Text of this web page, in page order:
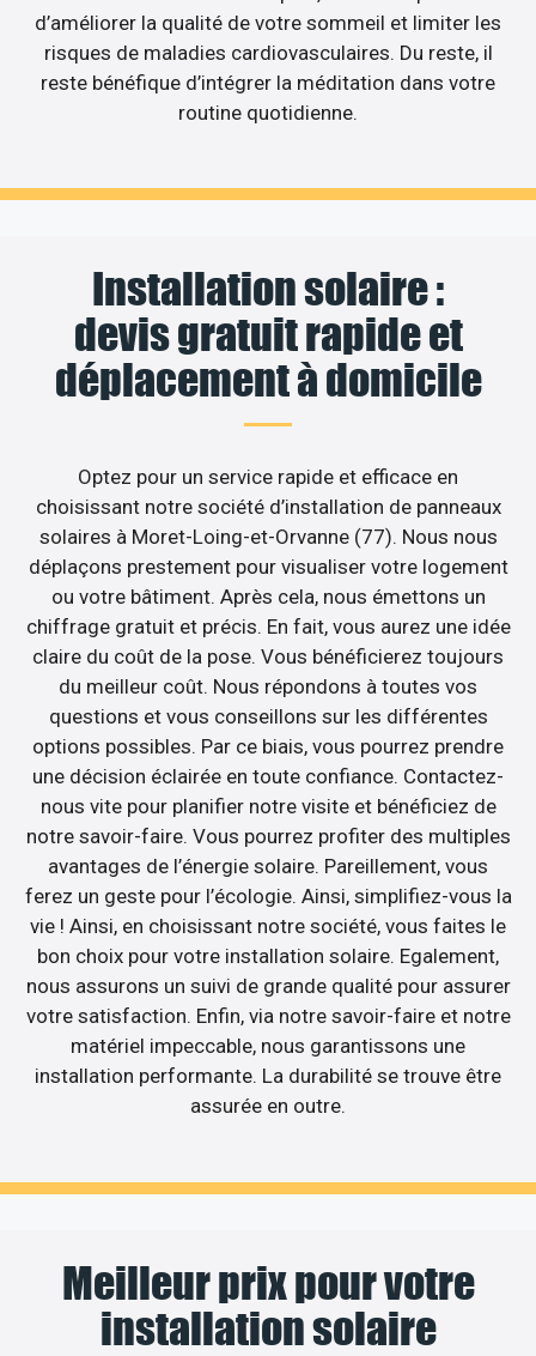
d’améliorer la qualité de votre sommeil et limiter les
risques de maladies cardiovasculaires. Du reste, il
reste bénéfique d’intégrer la méditation dans votre
routine quotidienne.
Installation solaire :
devis gratuit rapide et
déplacement à domicile
Optez pour un service rapide et efficace en
choisissant notre société d’installation de panneaux
solaires à Moret-Loing-et-Orvanne (77). Nous nous
déplaçons prestement pour visualiser votre logement
ou votre bâtiment. Après cela, nous émettons un
chiffrage gratuit et précis. En fait, vous aurez une idée
claire du coût de la pose. Vous bénéficierez toujours
du meilleur coût. Nous répondons à toutes vos
questions et vous conseillons sur les différentes
options possibles. Par ce biais, vous pourrez prendre
une décision éclairée en toute confiance. Contactez-
nous vite pour planifier notre visite et bénéficiez de
notre savoir-faire. Vous pourrez profiter des multiples
avantages de l’énergie solaire. Pareillement, vous
ferez un geste pour l’écologie. Ainsi, simplifiez-vous la
vie ! Ainsi, en choisissant notre société, vous faites le
bon choix pour votre installation solaire. Egalement,
nous assurons un suivi de grande qualité pour assurer
votre satisfaction. Enfin, via notre savoir-faire et notre
matériel impeccable, nous garantissons une
installation performante. La durabilité se trouve être
assurée en outre.
Meilleur prix pour votre
installation solaire